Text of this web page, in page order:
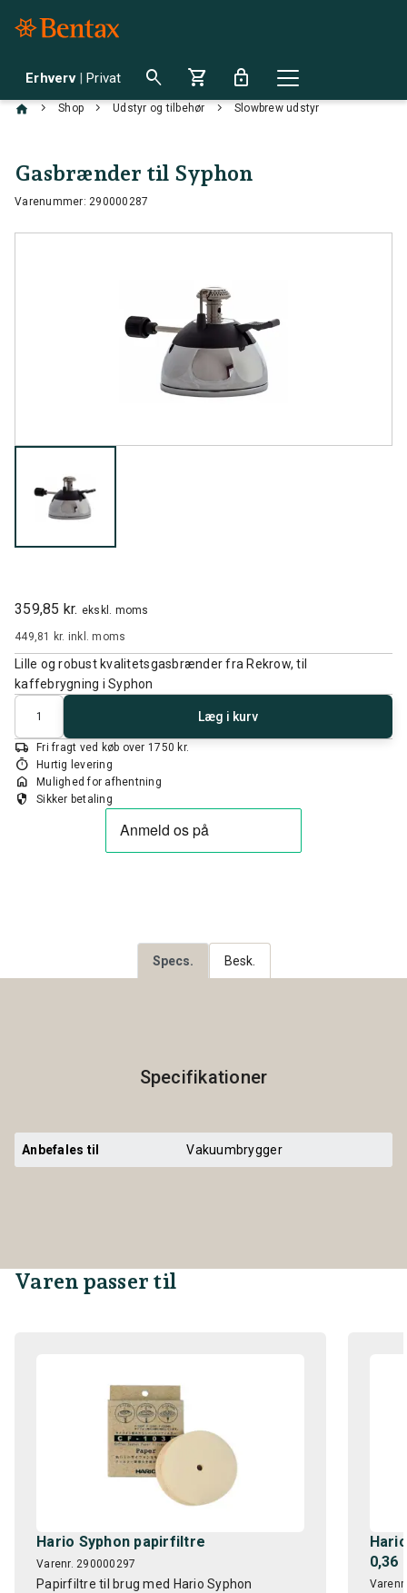
Erhverv | Privat search shopping_cart lock
chevron_right Shop chevron_right Udstyr og tilbehør chevron_right Slowbrew udstyr
Gasbrænder til Syphon
Varenummer: 290000287
359,85 kr. ekskl. moms
449,81 kr. inkl. moms
Lille og robust kvalitetsgasbrænder fra Rekrow, til
kaffebrygning i Syphon
Antal
Læg i kurv
local_shipping Fri fragt ved køb over 1750 kr.
timer Hurtig levering
home Mulighed for afhentning
security Sikker betaling
Specs. Besk.
Specifikationer
Anbefales til Vakuumbrygger
Varen passer til
Hario Syphon papirfiltre
Varenr. 290000297
Papirfiltre til brug med Hario Syphon
0,36 l